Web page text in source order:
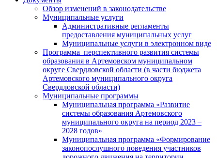
Обзор изменений в законодательстве
Муниципальные услуги
Административные регламенты
предоставления муниципальных услуг
Муниципальные услуги в электронном виде
Программа перспективного развития системы
образования в Артемовском муниципальном
округе Свердловской области (в части бюджета
Артемовского муниципального округа
Свердловской области)
Муниципальные программы
Муниципальная программа «Развитие
системы образования Артемовского
муниципального округа на период 2023 –
2028 годов»
Муниципальная программа «Формирование
законопослушного поведения участников